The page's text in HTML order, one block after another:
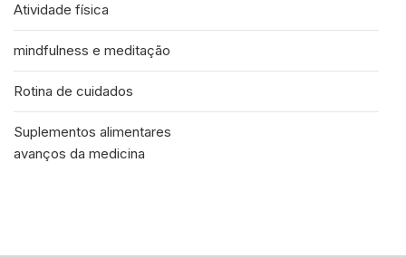
Atividade física
mindfulness e meditação
Rotina de cuidados
Suplementos alimentares
avanços da medicina